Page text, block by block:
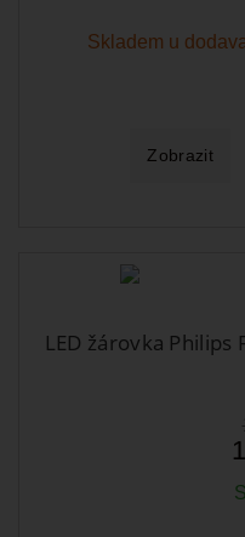
Skladem u
Zobrazit
LED žárovka Philips